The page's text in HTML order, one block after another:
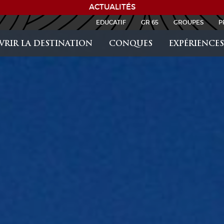
LA DESTINATION CONQUES EXPÉRIENCES
EDUCATIF GR 65 GROUPES